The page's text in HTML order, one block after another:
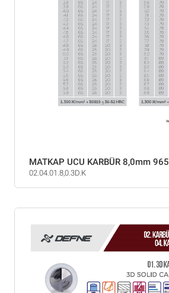
MATKAP UCU KARBÜR 8,0mm 965
02.04.01.8,0.3D.K